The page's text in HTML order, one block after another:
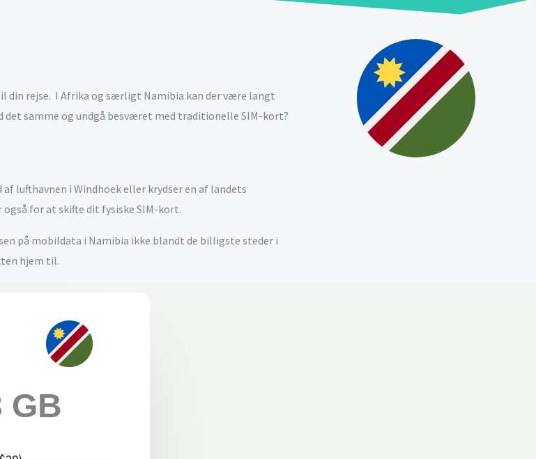
din rejse. I Afrika og særligt Namibia kan der være langt
det samme og undgå besværet med traditionelle SIM-kort?
lufthavnen i Windhoek eller krydser en af landets
for at skifte dit fysiske SIM-kort.
på mobildata i Namibia ikke blandt de billigste steder i
hjem til.
GB